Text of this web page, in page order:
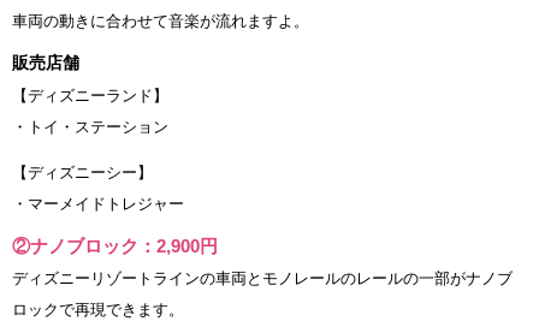
車両の動きに合わせて音楽が流れますよ。
販売店舗
【ディズニーランド】
・トイ・ステーション
【ディズニーシー】
・マーメイドトレジャー
②ナノブロック：2,900円
ディズニーリゾートラインの車両とモノレールのレールの一部がナノブ
ロックで再現できます。